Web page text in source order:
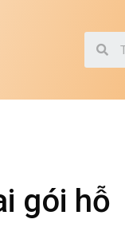
gói hỗ